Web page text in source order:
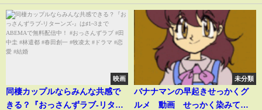
映画
同棲カップルならみんな共感で
きる？『おっさんずラブ-リター
未分類
バナナマンの早起きせっかくグ
ルメ 動画 せっかく染みてる